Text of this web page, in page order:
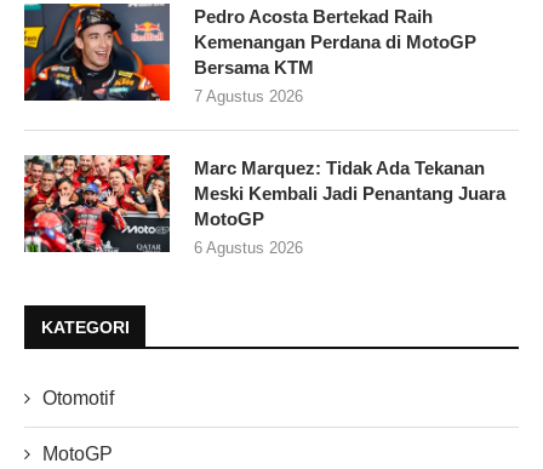
Pedro Acosta Bertekad Raih
Kemenangan Perdana di MotoGP
Bersama KTM
7 Agustus 2026
Marc Marquez: Tidak Ada Tekanan
Meski Kembali Jadi Penantang Juara
MotoGP
6 Agustus 2026
KATEGORI
Otomotif
MotoGP